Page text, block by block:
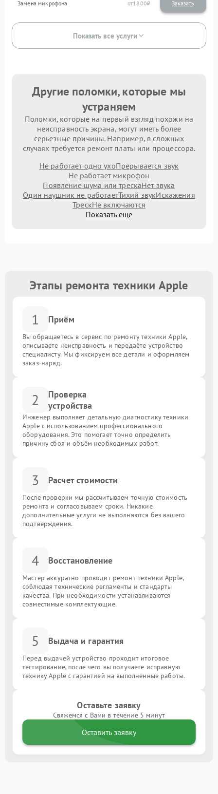
Замена микрофона 1800
Показать все услуги
Другие поломки, которые мы
устраняем
Поломки, которые на первый взгляд похожи на
неисправность экрана, могут иметь более
серьезные причины. Например, в сложных
случаях требуется ремонт платы или процессора.
Не работает одно ухоПрерывается звук
Не работает микрофон
Появление шума или трескаНет звука
Один наушник не работаетТихий звукИскажения
ТрескНе включаются
Показать еще
Этапы ремонта техники Apple
1 Приём
Вы обращаетесь в сервис по ремонту техники Apple,
описываете неисправность и передаёте устройство
специалисту. Мы фиксируем все детали и оформляем
заказ-наряд.
2
Проверка
устройства
Инженер выполняет детальную диагностику техники
Apple с использованием профессионального
оборудования. Это помогает точно определить
причину сбоя и объём необходимых работ.
3 Расчет стоимости
После проверки мы рассчитываем точную стоимость
ремонта и согласовываем сроки. Никакие
дополнительные услуги не выполняются без вашего
подтверждения.
4 Восстановление
Мастер аккуратно проводит ремонт техники Apple,
соблюдая технические регламенты и стандарты
качества. При необходимости устанавливаются
совместимые комплектующие.
5 Выдача и гарантия
Перед выдачей устройство проходит итоговое
тестирование, после чего вы получаете исправную
технику Apple с гарантией на выполненные работы.
Оставьте заявку
Свяжемся с Вами в течение 5 минут
Оставить заявку